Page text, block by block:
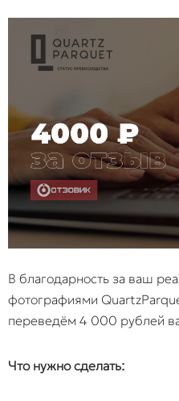
В благодарность за ваш
фотографиями
переведём 4 000 рублей
Что нужно сделать: